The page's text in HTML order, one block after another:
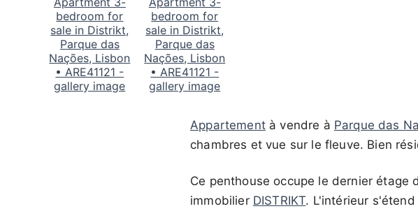
Appartementà vendre à Parque das
chambres et vue sur le fleuve. Bien
Ce penthouse occupe le dernier
immobilier DISTRIKT. L'intérieur